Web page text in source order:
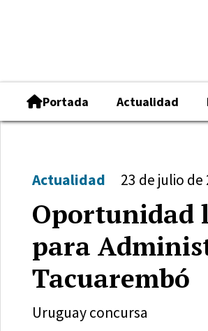
Portada Actualidad
Oportunidad
para
Tacuarembó
Actualidad 23 de julio de
Uruguay concursa